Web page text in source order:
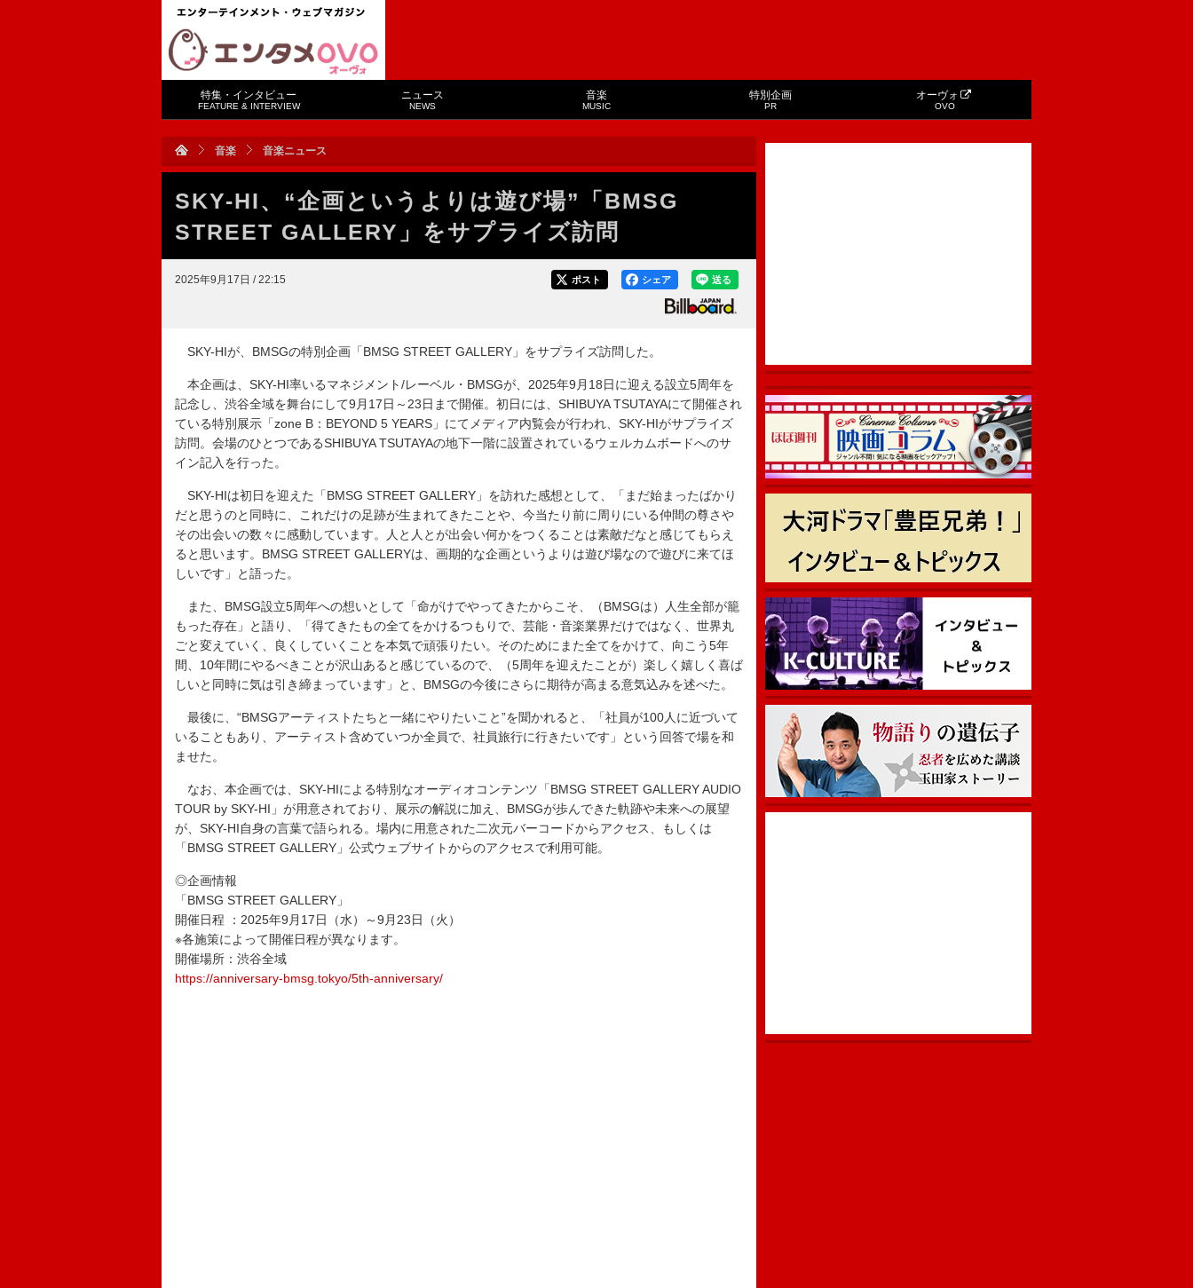
特集・インタビュー
FEATURE & INTERVIEW
ニュース
NEWS
音楽
MUSIC
特別企画
PR
オーヴォ
OVO
音楽 音楽ニュース
SKY-HI、“企画というよりは遊び場”「BMSG
STREET GALLERY」をサプライズ訪問
2025年9月17日 / 22:15 送る
シェア
ポスト
SKY-HIが、BMSGの特別企画「BMSG STREET GALLERY」をサプライズ訪問した。
本企画は、SKY-HI率いるマネジメント/レーベル・BMSGが、2025年9月18日に迎える設立5周年を
記念し、渋谷全域を舞台にして9月17日～23日まで開催。初日には、SHIBUYA TSUTAYAにて開催され
ている特別展示「zone B：BEYOND 5 YEARS」にてメディア内覧会が行われ、SKY-HIがサプライズ
訪問。会場のひとつであるSHIBUYA TSUTAYAの地下一階に設置されているウェルカムボードへのサ
イン記入を行った。
SKY-HIは初日を迎えた「BMSG STREET GALLERY」を訪れた感想として、「まだ始まったばかり
だと思うのと同時に、これだけの足跡が生まれてきたことや、今当たり前に周りにいる仲間の尊さや
その出会いの数々に感動しています。人と人とが出会い何かをつくることは素敵だなと感じてもらえ
ると思います。BMSG STREET GALLERYは、画期的な企画というよりは遊び場なので遊びに来てほ
しいです」と語った。
また、BMSG設立5周年への想いとして「命がけでやってきたからこそ、（BMSGは）人生全部が籠
もった存在」と語り、「得てきたもの全てをかけるつもりで、芸能・音楽業界だけではなく、世界丸
ごと変えていく、良くしていくことを本気で頑張りたい。そのためにまた全てをかけて、向こう5年
間、10年間にやるべきことが沢山あると感じているので、（5周年を迎えたことが）楽しく嬉しく喜ば
しいと同時に気は引き締まっています」と、BMSGの今後にさらに期待が高まる意気込みを述べた。
最後に、“BMSGアーティストたちと一緒にやりたいこと”を聞かれると、「社員が100人に近づいて
いることもあり、アーティスト含めていつか全員で、社員旅行に行きたいです」という回答で場を和
ませた。
なお、本企画では、SKY-HIによる特別なオーディオコンテンツ「BMSG STREET GALLERY AUDIO
TOUR by SKY-HI」が用意されており、展示の解説に加え、BMSGが歩んできた軌跡や未来への展望
が、SKY-HI自身の言葉で語られる。場内に用意された二次元バーコードからアクセス、もしくは
「BMSG STREET GALLERY」公式ウェブサイトからのアクセスで利用可能。
◎企画情報
「BMSG STREET GALLERY」
開催日程 ：2025年9月17日（水）～9月23日（火）
※各施策によって開催日程が異なります。
開催場所：渋谷全域
https://anniversary-bmsg.tokyo/5th-anniversary/